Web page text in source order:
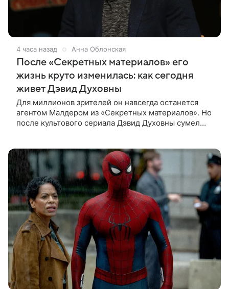
4 часа назад Анна Облонская
После «Секретных материалов» его
жизнь круто изменилась: как сегодня
живет Дэвид Духовны
Для миллионов зрителей он навсегда останется
агентом Малдером из «Секретных материалов». Но
после культового сериала Дэвид Духовны сумел